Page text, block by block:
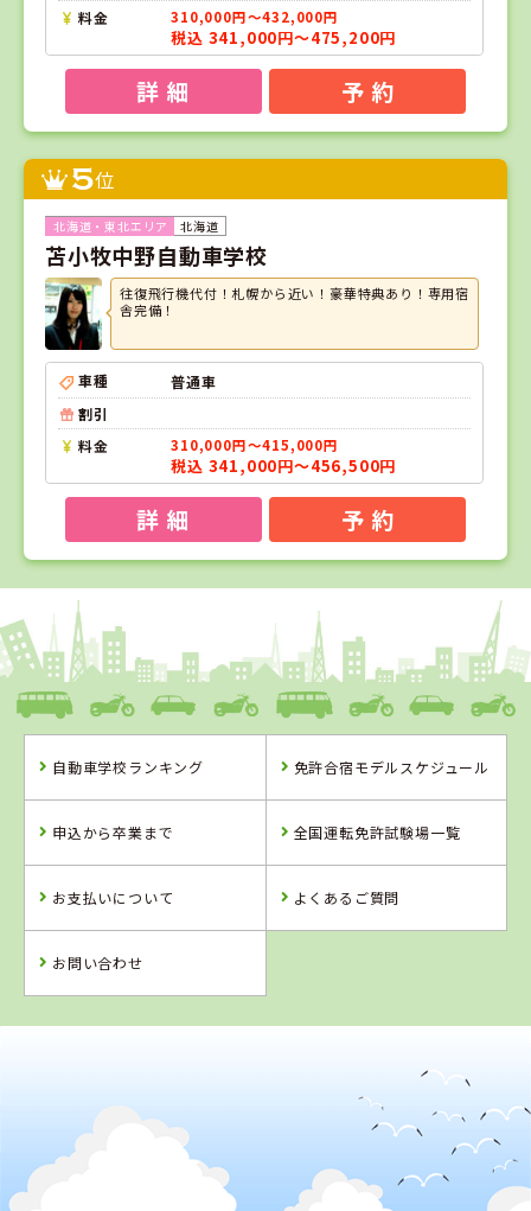
料金 310,000円～432,000円
税込 341,000円～475,200円
詳 細 予 約
5位
北海道
苫小牧中野自動車学校
往復飛行機代付！札幌から近い！豪華特典あり！専用宿
舎完備！
車種
普通車
割引
料金
310,000円～415,000円
税込 341,000円～456,500円
詳 細 予 約
1
福島県
タイヘイドライバーズスクール
詳 細 予 約
バーズスクール
予 約
自動車学校ランキング 免許合宿モデルスケジュール
申込から卒業まで 全国運転免許試験場一覧
お支払いについて よくあるご質問
お問い合わせ